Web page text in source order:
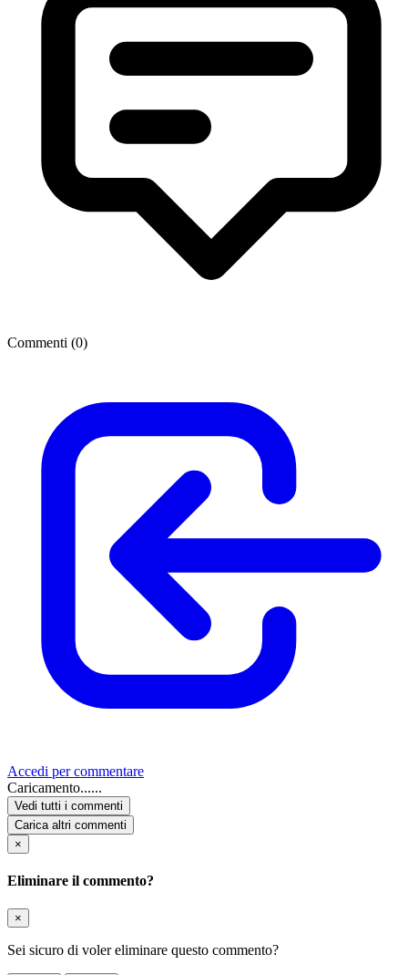
Commenti (0)
Accedi per commentare
Caricamento......
Vedi tutti i commenti
Carica altri commenti
×
Eliminare il commento?
×
Sei sicuro di voler eliminare questo commento?